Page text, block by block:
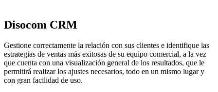
Disocom CRM
Gestione correctamente la relación con sus clientes e identifique las
estrategias de ventas más exitosas de su equipo comercial, a la vez
que cuenta con una visualización general de los resultados, que le
permitirá realizar los ajustes necesarios, todo en un mismo lugar y
con gran facilidad de uso.